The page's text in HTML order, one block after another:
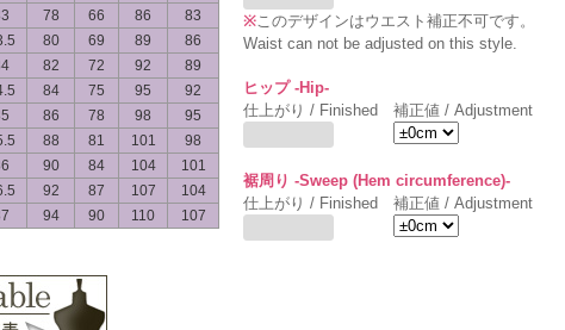
78 66 86
83
80 69 89
86
82 72 92
89
84 75 95
92
86 78 98
95
88 81 101
98
90 84 104
101
92 87 107
104
94 90 110 107
※このデザインはウエスト補正不可です。
Waist can not be adjusted on this style.
ヒップ -Hip-
仕上がり / Finished
補正値 / Adjustment
裾周り -Sweep (Hem circumference)-
仕上がり / Finished
補正値 / Adjustment